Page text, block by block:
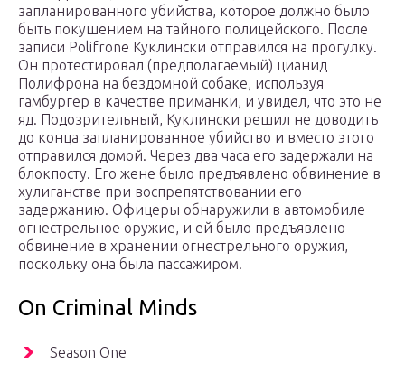
запланированного убийства, которое должно было
быть покушением на тайного полицейского. После
записи Polifrone Куклински отправился на прогулку.
Он протестировал (предполагаемый) цианид
Полифрона на бездомной собаке, используя
гамбургер в качестве приманки, и увидел, что это не
яд. Подозрительный, Куклински решил не доводить
до конца запланированное убийство и вместо этого
отправился домой. Через два часа его задержали на
блокпосту. Его жене было предъявлено обвинение в
хулиганстве при воспрепятствовании его
задержанию. Офицеры обнаружили в автомобиле
огнестрельное оружие, и ей было предъявлено
обвинение в хранении огнестрельного оружия,
поскольку она была пассажиром.
On Criminal Minds
Season One